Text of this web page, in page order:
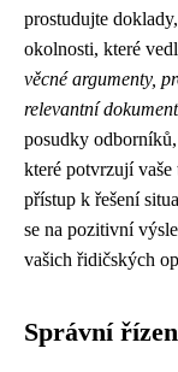
prostudujte
okolnosti, které
věcné argumenty,
relevantní
posudky
které potvrzují
přístup k řešení
se na pozitivní
vašich řidičských
Správní